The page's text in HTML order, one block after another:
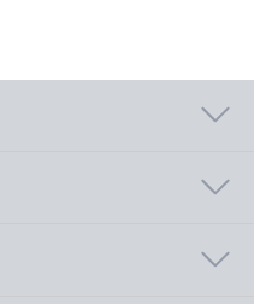
信技術の発展により、